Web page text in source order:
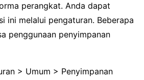
perangkat. Anda dapat
ini melalui pengaturan. Beberapa
penggunaan penyimpanan
> Umum > Penyimpanan